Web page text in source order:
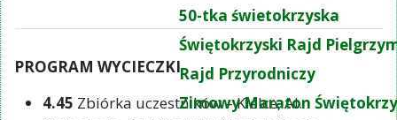
50-tka świetokrzyska
Świętokrzyski Rajd
Rajd Przyrodniczy
Zimowy Maraton
PROGRAM WYCIECZKI
4.45 Zbiórka uczestników – Kielce, Al.